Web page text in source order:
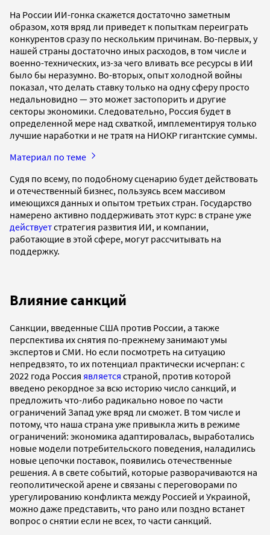
На России ИИ-гонка скажется достаточно заметным
образом, хотя вряд ли приведет к попыткам переиграть
конкурентов сразу по нескольким причинам. Во-первых, у
нашей страны достаточно иных расходов, в том числе и
военно-технических, из-за чего вливать все ресурсы в ИИ
было бы неразумно. Во-вторых, опыт холодной войны
показал, что делать ставку только на одну сферу просто
недальновидно — это может застопорить и другие
секторы экономики. Следовательно, Россия будет в
определенной мере над схваткой, имплементируя только
лучшие наработки и не тратя на НИОКР гигантские суммы.
Материал по теме
Судя по всему, по подобному сценарию будет действовать
и отечественный бизнес, пользуясь всем массивом
имеющихся данных и опытом третьих стран. Государство
намерено активно поддерживать этот курс: в стране уже
действуетстратегия развития ИИ, и компании,
работающие в этой сфере, могут рассчитывать на
поддержку.
Влияние санкций
Санкции, введенные США против России, а также
перспектива их снятия по-прежнему занимают умы
экспертов и СМИ. Но если посмотреть на ситуацию
непредвзято, то их потенциал практически исчерпан: с
2022 года Россия является страной, против которой
введено рекордное за всю историю число санкций, и
предложить что-либо радикально новое по части
ограничений Запад уже вряд ли сможет. В том числе и
потому, что наша страна уже привыкла жить в режиме
ограничений: экономика адаптировалась, выработались
новые модели потребительского поведения, наладились
новые цепочки поставок, появились отечественные
решения. А в свете событий, которые разворачиваются на
геополитической арене и связаны с переговорами по
урегулированию конфликта между Россией и Украиной,
можно даже представить, что рано или поздно встанет
вопрос о снятии если не всех, то части санкций.